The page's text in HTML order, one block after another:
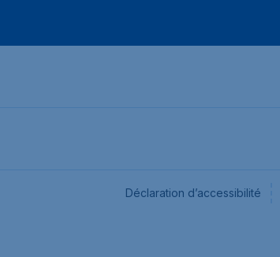
Déclaration d’accessibilité